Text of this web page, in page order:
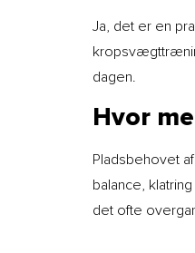
Ja, det er en
dagen.
Hvor
Pladsbehovet
balance,
det ofte